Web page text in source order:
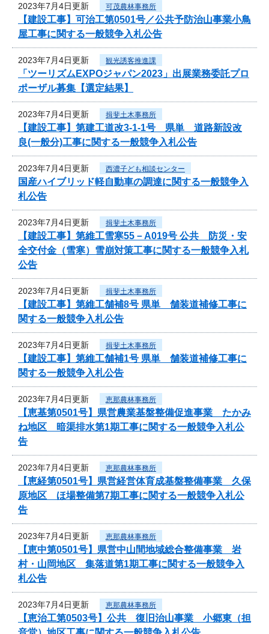
2023年7月4日更新 可茂農林事務所
【建設工事】可治工第0501号／公共予防治山事業小鳥
屋工事に関する一般競争入札公告
2023年7月4日更新 観光誘客推進課
「ツーリズムEXPOジャパン2023」出展業務委託プロ
ポーザル募集【選定結果】
2023年7月4日更新 揖斐土木事務所
【建設工事】第建工道改3-1-1号 県単 道路新設改
良(一般分)工事に関する一般競争入札公告
2023年7月4日更新 西濃子ども相談センター
国産ハイブリッド軽自動車の調達に関する一般競争入
札公告
2023年7月4日更新 揖斐土木事務所
【建設工事】第維工雪寒55－A019号 公共 防災・安
全交付金（雪寒）雪崩対策工事に関する一般競争入札
公告
2023年7月4日更新 揖斐土木事務所
【建設工事】第維工舗補8号 県単 舗装道補修工事に
関する一般競争入札公告
2023年7月4日更新 揖斐土木事務所
【建設工事】第維工舗補1号 県単 舗装道補修工事に
関する一般競争入札公告
2023年7月4日更新 恵那農林事務所
【恵基第0501号】県営農業基盤整備促進事業 たかみ
ね地区 暗渠排水第1期工事に関する一般競争入札公
告
2023年7月4日更新 恵那農林事務所
【恵経第0501号】県営経営体育成基盤整備事業 久保
原地区 ほ場整備第7期工事に関する一般競争入札公
告
2023年7月4日更新 恵那農林事務所
【恵中第0501号】県営中山間地域総合整備事業 岩
村・山岡地区 集落道第1期工事に関する一般競争入
札公告
2023年7月4日更新 恵那農林事務所
【恵治工第0503号】公共 復旧治山事業 小郷東（担